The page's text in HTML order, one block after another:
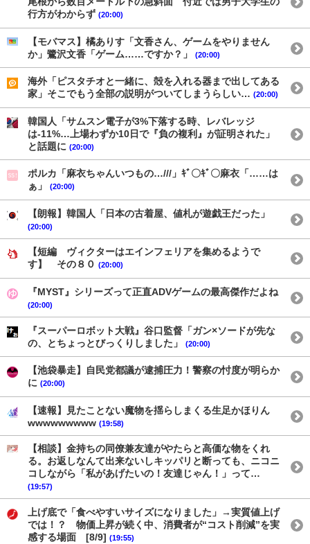
行方がわからず (20:00)
【モバマス】橘ありす「文香さん、ゲームをやりません
か」鷺沢文香「ゲーム……ですか？」
(20:00)
海外「ピスタチオと一緒に、殻を入れる器まで出してある
家」そこでもう全部の説明がついてしまうらしい… (20:00)
韓国人「サムスン電子が3%下落する時、レバレッジ
は-11%…上場わずか10日で『負の複利』が証明された」
と話題に (20:00)
ポルカ「麻衣ちゃんいつもの…///」ｷﾞ〇ｷﾞ〇麻衣「……は
ぁ」
(20:00)
【朗報】韓国人「日本の古着屋、値札が遊戯王だった」
(20:00)
【短編 ヴィクターはエインフェリアを集めるようで
す】 その８０ (20:00)
『MYST』シリーズって正直ADVゲームの最高傑作だよね
(20:00)
『スーパーロボット大戦』谷口監督「ガン×ソードが先な
の、とちょっとびっくりしました」
(20:00)
【池袋暴走】自民党都議が逮捕圧力！警察の忖度が明らか
に (20:00)
【速報】見たことない魔物を揺らしまくる生足かほりん
wwwwwwwww (19:58)
【相談】金持ちの同僚兼友達がやたらと高価な物をくれ
る。お返しなんて出来ないしキッパリと断っても、ニコニ
コしながら「私があげたいの！友達じゃん！」って…
(19:57)
上げ底で「食べやすいサイズになりました」→実質値上げ
では！？ 物価上昇が続く中、消費者が“コスト削減”を実
感する場面 [8/9] (19:55)